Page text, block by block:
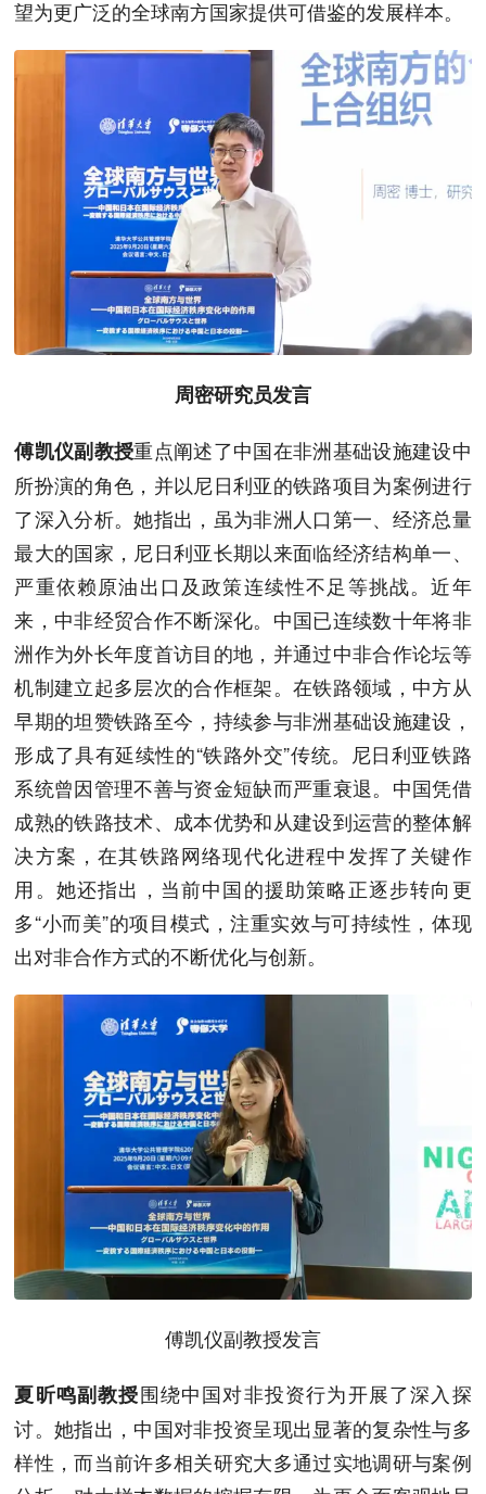
望为更广泛的全球南方国家提供可借鉴的发展样本。
周密研究员发言
傅凯仪副教授重点阐述了中国在非洲基础设施建设中
所扮演的角色，并以尼日利亚的铁路项目为案例进行
了深入分析。她指出，虽为非洲人口第一、经济总量
最大的国家，尼日利亚长期以来面临经济结构单一、
严重依赖原油出口及政策连续性不足等挑战。近年
来，中非经贸合作不断深化。中国已连续数十年将非
洲作为外长年度首访目的地，并通过中非合作论坛等
机制建立起多层次的合作框架。在铁路领域，中方从
早期的坦赞铁路至今，持续参与非洲基础设施建设，
形成了具有延续性的“铁路外交”传统。尼日利亚铁路
系统曾因管理不善与资金短缺而严重衰退。中国凭借
成熟的铁路技术、成本优势和从建设到运营的整体解
决方案，在其铁路网络现代化进程中发挥了关键作
用。她还指出，当前中国的援助策略正逐步转向更
多“小而美”的项目模式，注重实效与可持续性，体现
出对非合作方式的不断优化与创新。
傅凯仪副教授发言
夏昕鸣副教授围绕中国对非投资行为开展了深入探
讨。她指出，中国对非投资呈现出显著的复杂性与多
样性，而当前许多相关研究大多通过实地调研与案例